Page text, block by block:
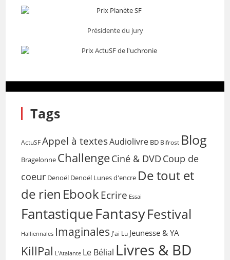
Présidente du jury
Tags
ActuSF Appel à textesAudiolivre BD Bifrost Blog
Bragelonne ChallengeCiné & DVD Coup de
coeur Denoël Denoël Lunes d'encre De tout et
de rien EbookEcrire Essai
FantastiqueFantasyFestival
Halliennales Imaginales J'ai Lu Jeunesse & YA
KillPal L'Atalante Le Bélial Livres & BD